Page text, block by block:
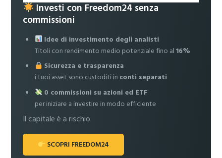
Investi con Freedom24 senza
commissioni
Idee di investimento degli analisti
Titoli con rendimento medio potenziale fino al16%
Sicurezza e trasparenza
i tuoi asset sono custoditi in conti separati
0 commissioni su azioni ed ETF
per iniziare a investire in modo efficiente
Il capitale è a rischio.
SCOPRI FREEDOM24